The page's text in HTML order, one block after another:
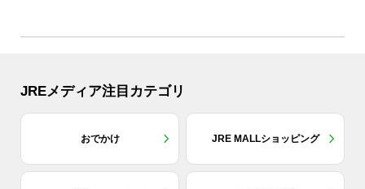
JREメディア注目カテゴリ
おでかけ JRE MALLショッピング